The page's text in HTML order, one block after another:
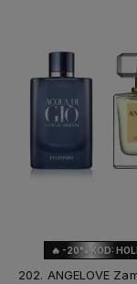
🔥 -20% KOD:
202. ANGELOVE